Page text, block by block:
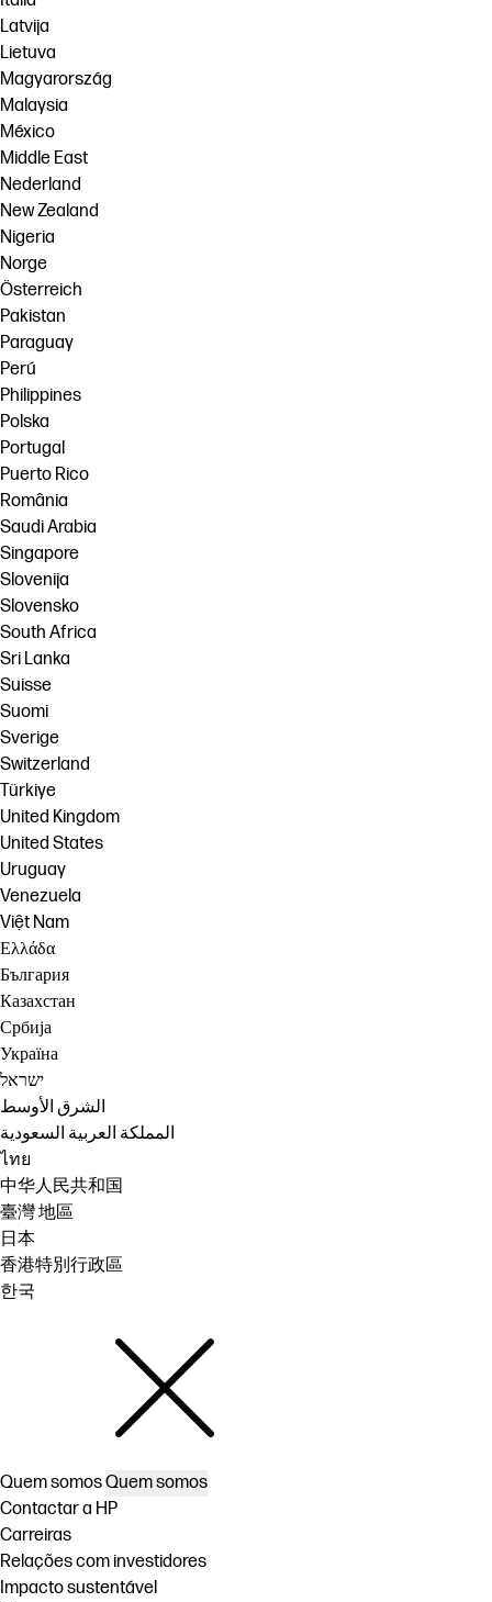
Latvija
Lietuva
Magyarország
Malaysia
México
Middle East
Nederland
New Zealand
Nigeria
Norge
Österreich
Pakistan
Paraguay
Perú
Philippines
Polska
Portugal
Puerto Rico
România
Saudi Arabia
Singapore
Slovenija
Slovensko
South Africa
Sri Lanka
Suisse
Suomi
Sverige
Switzerland
Türkiye
United Kingdom
United States
Uruguay
Venezuela
Việt Nam
Ελλάδα
България
Казахстан
Србија
Україна
ישראל
الشرق الأوسط
المملكة العربية السعودية
ไทย
中华人民共和国
臺灣 地區
日本
香港特別行政區
한국
Quem somosQuem somos
Contactar a HP
Carreiras
Relações com investidores
Impacto sustentável